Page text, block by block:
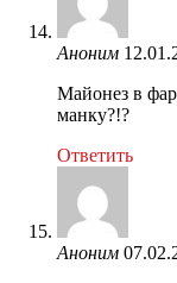
Аноним
Майонез в
манку?!?
Ответить
Аноним